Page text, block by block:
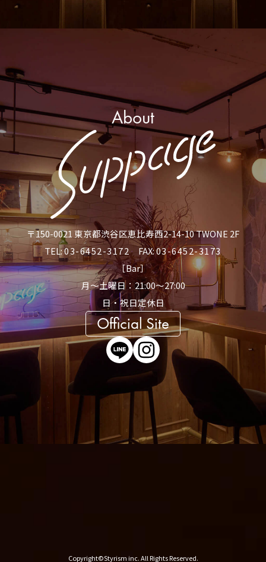
About
〒150-0021 東京都渋谷区恵比寿西2-14-10 TWONE 2F
TEL:03-6452-3172FAX:03-6452-3173
［Bar］
月〜土曜日：21:00〜27:00
日・祝日定休日
Official Site
Copyright©Styrism inc. All Rights Reserved.